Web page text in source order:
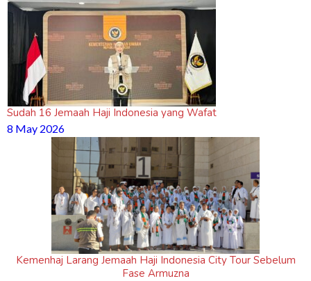
Sudah 16 Jemaah Haji Indonesia yang Wafat
8 May 2026
Kemenhaj Larang Jemaah Haji Indonesia City Tour Sebelum
Fase Armuzna